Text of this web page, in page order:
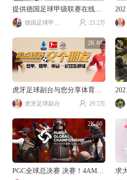
提供德国足球甲级联赛在线直播
23.2万
2K 60
虎牙足球副台与您分享体育游戏乐趣。
虎牙足球副台 29.5万
2K 60
PGC全球总决赛 决赛！4AM加油！！！